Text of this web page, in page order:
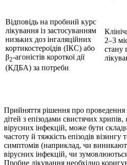
Відповідь на пробний курс
лікування із застосуванням
низьких доз інгаляційних
кортикостероїдів (ІКС) або
β2-агоністів короткої дії
(КДБА) за потреби
2–3
стану
Прийняття рішення про проведення
дітей з епізодами свистячих хрипів,
вірусних інфекцій, може бути
частоту й тяжкість епізодів візингу
симптомів (наприклад, чи
вірусних інфекцій, чи
Пробне лікування необхідно